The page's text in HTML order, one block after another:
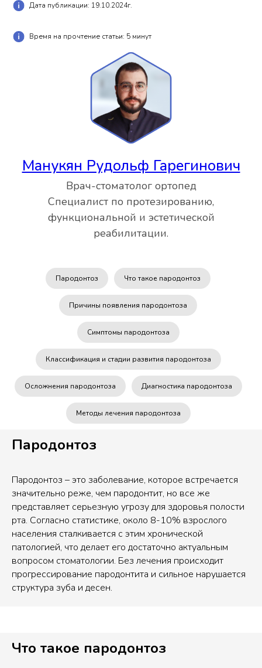
Дата публикации: 19.10.2024г.
Время на прочтение статьи: 5 минут
Манукян Рудольф Гарегинович
Врач-стоматолог ортопед
Специалист по протезированию,
функциональной и эстетической
реабилитации.
Пародонтоз Что такое пародонтоз
Причины появления пародонтоза
Симптомы пародонтоза
Классификация и стадии развития пародонтоза
Осложнения пародонтоза Диагностика пародонтоза
Методы лечения пародонтоза
Пародонтоз
Пародонтоз – это заболевание, которое встречается
значительно реже, чем пародонтит, но все же
представляет серьезную угрозу для здоровья полости
рта. Согласно статистике, около 8-10% взрослого
населения сталкивается с этим хронической
патологией, что делает его достаточно актуальным
вопросом стоматологии. Без лечения происходит
прогрессирование пародонтита и сильное нарушается
структура зуба и десен.
Что такое пародонтоз